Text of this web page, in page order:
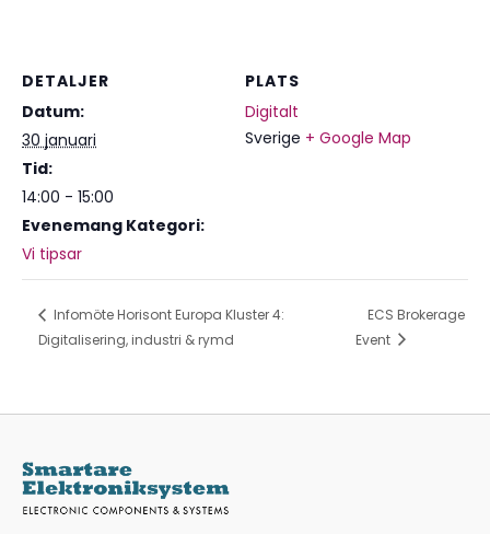
DETALJER
Datum:
30 januari
Tid:
14:00 - 15:00
Evenemang Kategori:
Vi tipsar
PLATS
Digitalt
Sverige + Google Map
Infomöte Horisont Europa Kluster 4:
Digitalisering, industri & rymd
ECS Brokerage
Event